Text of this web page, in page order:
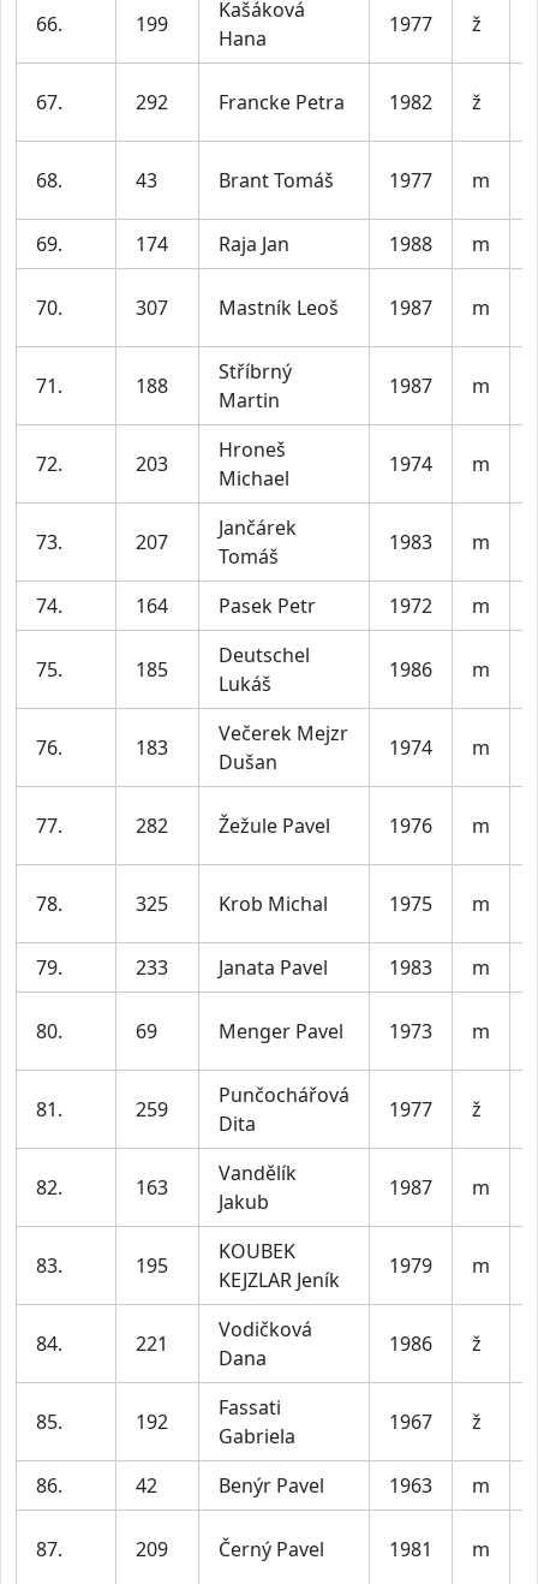
66. 199
Kašáková
Hana
1977 ž
67. 292 Francke Petra 1982 ž
68. 43 Brant Tomáš 1977 m
69.
174 Raja Jan 1988 m
70. 307 Mastník Leoš 1987 m
71. 188
Stříbrný
Martin
1987 m
72. 203
Hroneš
Michael
1974 m
73. 207
Jančárek
Tomáš
1983 m
74. 164 Pasek Petr 1972 m
75. 185
Deutschel
Lukáš
1986 m
76. 183
Večerek Mejzr
Dušan
1974 m
77. 282 Žežule Pavel 1976 m
78. 325 Krob Michal 1975 m
79.
233 Janata Pavel 1983 m
80. 69 Menger Pavel 1973 m
81. 259
Punčochářová
Dita
1977 ž
82. 163
Vandělík
Jakub
1987 m
83. 195
KOUBEK
KEJZLAR Jeník
1979 m
84. 221
Vodičková
Dana
1986 ž
85. 192
Fassati
Gabriela
1967 ž
86. 42 Benýr Pavel 1963 m
87. 209 Černý Pavel 1981 m